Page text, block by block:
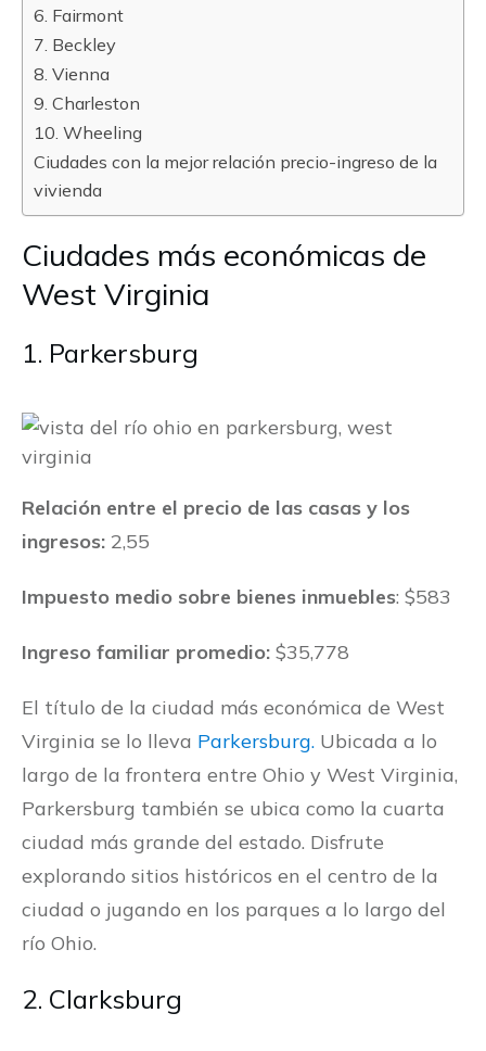
6. Fairmont
7. Beckley
8. Vienna
9. Charleston
10. Wheeling
Ciudades con la mejor relación precio-ingreso de la
vivienda
Ciudades más económicas de
West Virginia
1. Parkersburg
Relación entre el precio de las casas y los
ingresos: 2,55
Impuesto medio sobre bienes inmuebles: $583
Ingreso familiar promedio: $35,778
El título de la ciudad más económica de West
Virginia se lo lleva Parkersburg. Ubicada a lo
largo de la frontera entre Ohio y West Virginia,
Parkersburg también se ubica como la cuarta
ciudad más grande del estado. Disfrute
explorando sitios históricos en el centro de la
ciudad o jugando en los parques a lo largo del
río Ohio.
2. Clarksburg